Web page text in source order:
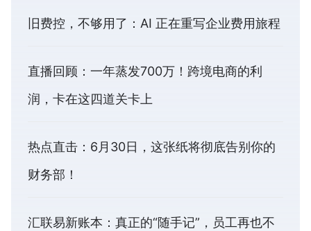
旧费控，不够用了：AI 正在重写企业费用旅程
直播回顾：一年蒸发700万！跨境电商的利
润，卡在这四道关卡上
热点直击：6月30日，这张纸将彻底告别你的
财务部！
汇联易新账本：真正的“随手记”，员工再也不